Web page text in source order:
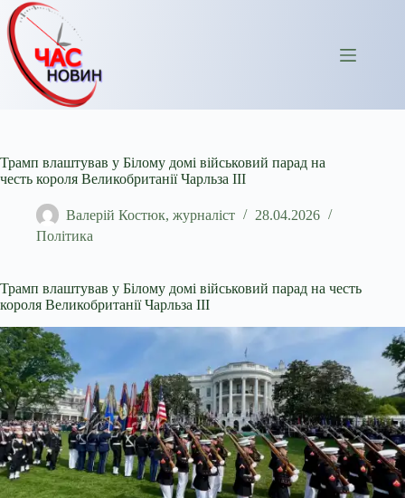
Перейти
до
вмісту
Трамп влаштував у Білому домі військовий парад на
честь короля Великобританії Чарльза ІІІ
Валерій Костюк, журналіст
28.04.2026
Політика
Трамп влаштував у Білому домі військовий парад на честь
короля Великобританії Чарльза ІІІ